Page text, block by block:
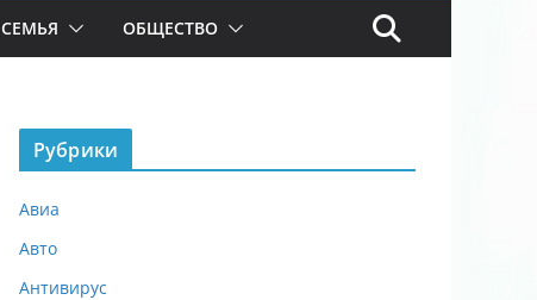
СЕМЬЯ ОБЩЕСТВО
Рубрики
Авиа
Авто
Антивирус